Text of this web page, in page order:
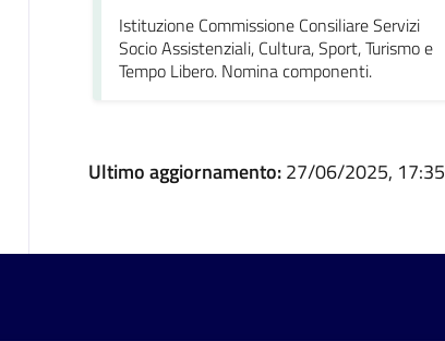
Istituzione Commissione Consiliare Servizi
Socio Assistenziali, Cultura, Sport, Turismo e
Tempo Libero. Nomina componenti.
Ultimo aggiornamento:27/06/2025, 17:35